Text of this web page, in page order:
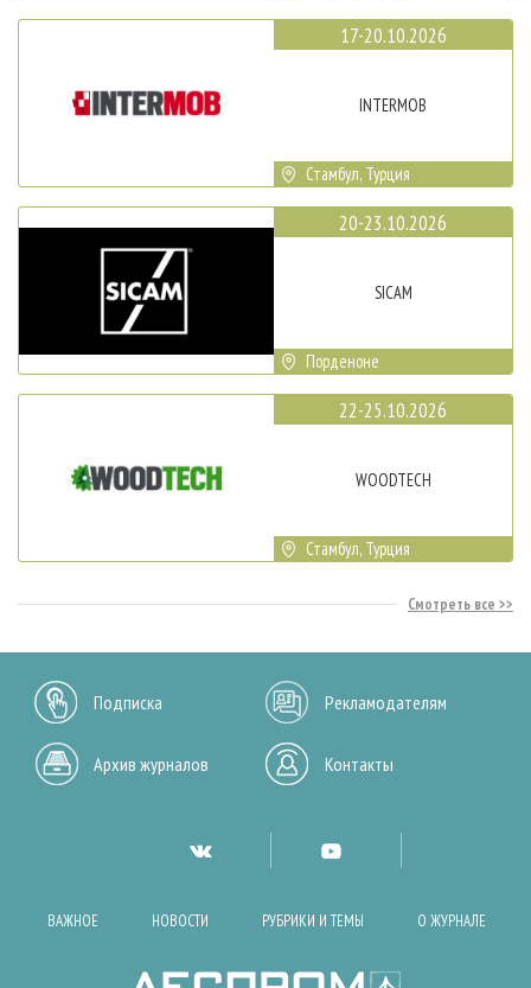
17-20.10.2026
INTERMOB
Стамбул, Турция
20-23.10.2026
SICAM
Порденоне
22-25.10.2026
WOODTECH
Стамбул, Турция
Смотреть все
Подписка Рекламодателям
Архив журналов Контакты
ВАЖНОЕ НОВОСТИ РУБРИКИ И ТЕМЫ О ЖУРНАЛЕ